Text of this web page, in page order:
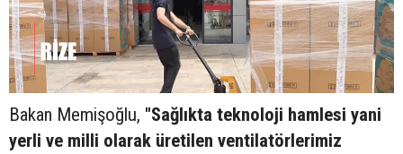
Bakan Memişoğlu, "Sağlıkta teknoloji hamlesi yani
yerli ve milli olarak üretilen ventilatörlerimiz